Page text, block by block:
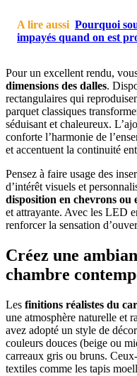
A lire aussi Pourquoi
impayés quand on est
Pour un excellent rendu,
dimensions des dalles.
rectangulaires qui
parquet classiques
séduisant et chaleureux.
conforte l’harmonie de
et accentuent la continuité
Pensez à faire usage des
d’intérêt visuels et
disposition en chevrons ou
et attrayante. Avec les LED
renforcer la sensation
Créez une
chambre
Les finitions réalistes du
une atmosphère naturelle et
avez adopté un style de
couleurs douces (beige ou
carreaux gris ou bruns.
textiles comme les tapis